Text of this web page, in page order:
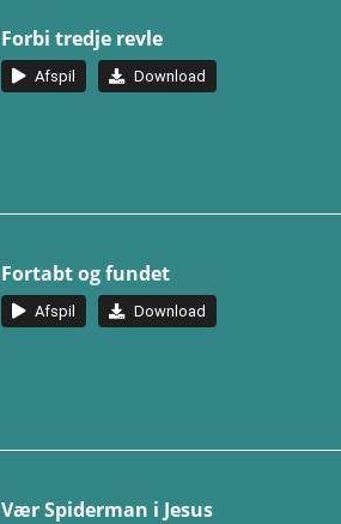
Forbi tredje revle
Afspil Download
Fortabt og fundet
Afspil Download
Vær Spiderman i Jesus